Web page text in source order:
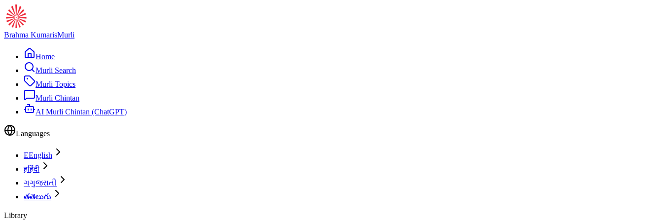
Brahma KumarisMurli
Home
Murli Search
Murli Topics
Murli Chintan
AI Murli Chintan (ChatGPT)
Languages
EEnglish
हहिंदी
ગગુજરાતી
తతెలుగు
Library